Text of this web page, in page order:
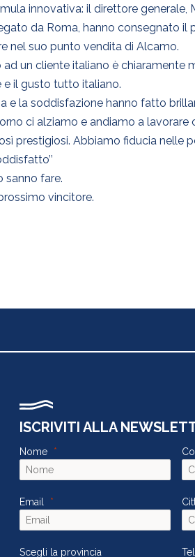
innovativa: il direttore
da Roma, hanno consegnato
nel suo punto vendita di Alcamo.
ad un cliente italiano è
e il gusto tutto italiano.
e la soddisfazione hanno fatto
ci alziamo e andiamo a
prestigiosi. Abbiamo fiducia nelle
sanno fare.
vincitore.
ISCRIVITI ALLA
Nome
Email
Scegli la provincia